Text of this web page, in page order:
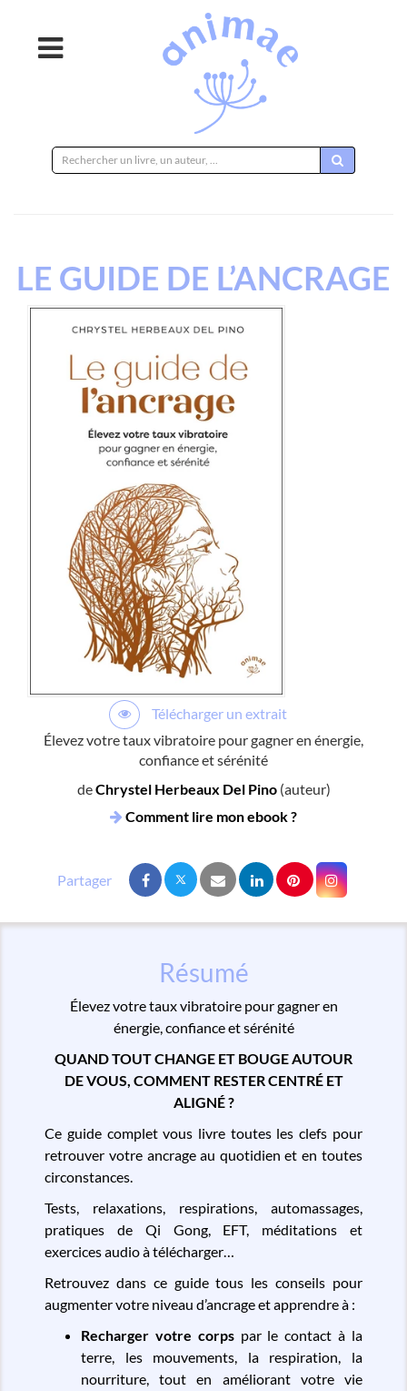
sur
LE GUIDE DE L’ANCRAGE
Télécharger un extrait
Élevez votre taux vibratoire pour gagner en énergie,
confiance et sérénité
deChrystel Herbeaux Del Pino(auteur)
Comment lire mon ebook ?
Résumé
Élevez votre taux vibratoire pour gagner en
énergie, confiance et sérénité
QUAND TOUT CHANGE ET BOUGE AUTOUR
DE VOUS, COMMENT RESTER CENTRÉ ET
ALIGNÉ ?
Ce guide complet vous livre toutes les clefs pour
retrouver votre ancrage au quotidien et en toutes
circonstances.
Tests, relaxations, respirations, automassages,
pratiques de Qi Gong, EFT, méditations et
exercices audio à télécharger…
Retrouvez dans ce guide tous les conseils pour
augmenter votre niveau d’ancrage et apprendre à :
Recharger votre corps par le contact à la
terre, les mouvements, la respiration, la
nourriture, tout en améliorant votre vie